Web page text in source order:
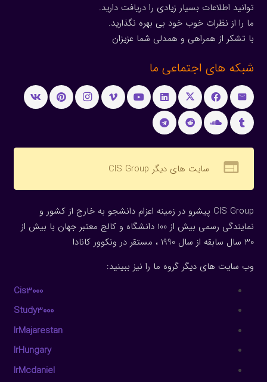
توانید اطلاعات بسیار زیادی را دریافت دارید.
ما را از نظرات خوب خود بی بهره نگذارید.
با تشکر از همراهی و همدلی شما عزیزان
شبکه های اجتماعی ما
web سایت های دیگر CIS Group
CIS Group پیشرو در زمینه اعزام دانشجو به خارج از کشور و
نمایندگی رسمی بیش از 100 دانشگاه و کالج معتبر جهان با بیش از
30 سال سابقه از سال 1990 ، مستقر در ونکوور کانادا
وب سایت های دیگر گروه ما را نیز ببینید:
Cis3000
Study3000
IrMajarestan
IrHungary
IrMcdaniel